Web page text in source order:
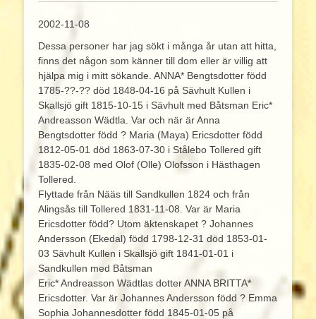
2002-11-08
Dessa personer har jag sökt i många år utan att hitta,
finns det någon som känner till dom eller är villig att
hjälpa mig i mitt sökande. ANNA* Bengtsdotter född
1785-??-?? död 1848-04-16 på Sävhult Kullen i
Skallsjö gift 1815-10-15 i Sävhult med Båtsman Eric*
Andreasson Wädtla. Var och när är Anna
Bengtsdotter född ? Maria (Maya) Ericsdotter född
1812-05-01 död 1863-07-30 i Stålebo Tollered gift
1835-02-08 med Olof (Olle) Olofsson i Hästhagen
Tollered.
Flyttade från Nääs till Sandkullen 1824 och från
Alingsås till Tollered 1831-11-08. Var är Maria
Ericsdotter född? Utom äktenskapet ? Johannes
Andersson (Ekedal) född 1798-12-31 död 1853-01-
03 Sävhult Kullen i Skallsjö gift 1841-01-01 i
Sandkullen med Båtsman
Eric* Andreasson Wädtlas dotter ANNA BRITTA*
Ericsdotter. Var är Johannes Andersson född ? Emma
Sophia Johannesdotter född 1845-01-05 på